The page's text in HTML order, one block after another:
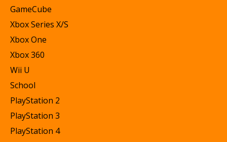
GameCube
Xbox Series X/S
Xbox One
Xbox 360
Wii U
School
PlayStation 2
PlayStation 3
PlayStation 4